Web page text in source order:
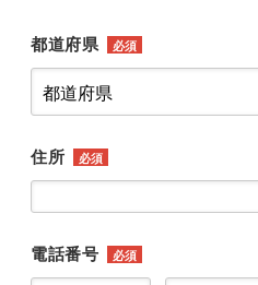
都道府県 必須
住所 必須
電話番号 必須